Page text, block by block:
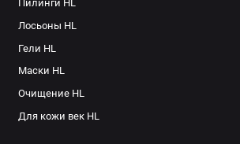
Пилинги HL
Лосьоны HL
Гели HL
Маски HL
Очищение HL
Для кожи век HL